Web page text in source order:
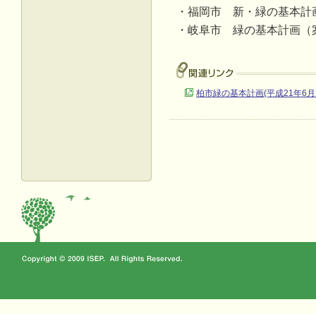
・福岡市 新・緑の基本計
・岐阜市 緑の基本計画（
柏市緑の基本計画(平成21年6